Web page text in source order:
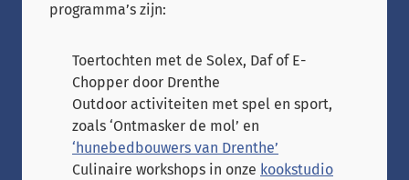
programma’s zijn:
Toertochten met de Solex, Daf of E-
Chopper door Drenthe
Outdoor activiteiten met spel en sport,
zoals ‘Ontmasker de mol’ en
‘hunebedbouwers van Drenthe’
Culinaire workshops in onze kookstudio